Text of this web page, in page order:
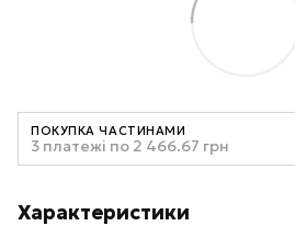
ПОКУПКА ЧАСТИНАМИ
3 платежі по 2 466.67 грн
Характеристики